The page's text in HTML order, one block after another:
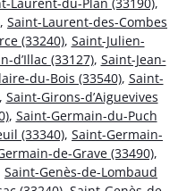
, Saint-Laurent-des-Combes
(33240), Saint-Julien-
d’Illac (33127), Saint-Jean-
du-Bois (33540), Saint-
Saint-Girons-d’Aiguevives
, Saint-Germain-du-Puch
(33340), Saint-Germain-
de-Grave (33490),
Saint-Genès-de-Lombaud